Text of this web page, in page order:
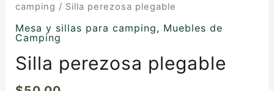
camping / Silla perezosa plegable
Mesa y sillas para camping, Muebles de
Camping
Silla perezosa plegable